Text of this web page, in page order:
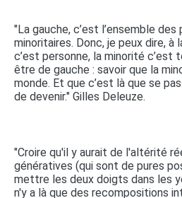
"La gauche, c’est l’ensemble
minoritaires. Donc, je peux dire, à
c’est personne, la minorité c’est
être de gauche : savoir que la
monde. Et que c’est là que se
de devenir." Gilles Deleuze.
"Croire qu'il y aurait de l'altérité
génératives (qui sont de pures
mettre les deux doigts dans les
n'y a là que des recompositions